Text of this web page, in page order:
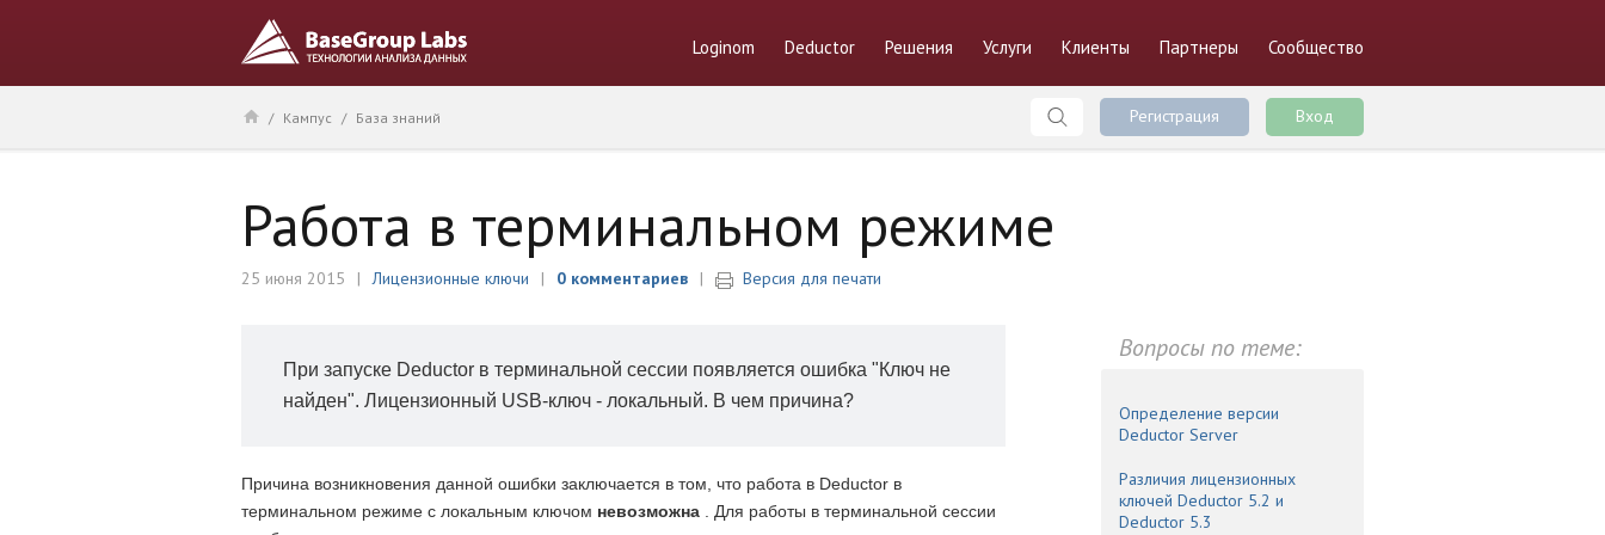
Loginom Deductor Решения Услуги Клиенты Партнеры Сообщество
/ Кампус / База знаний Регистрация Вход
Работа в терминальном режиме
25 июня 2015 Лицензионные ключи 0 комментариев Версия для печати
При запуске Deductor в терминальной сессии появляется ошибка "Ключ не
найден". Лицензионный USB-ключ - локальный. В чем причина?
Причина возникновения данной ошибки заключается в том, что работа в Deductor в
терминальном режиме с локальным ключом невозможна
. Для работы в терминальной сессии
Вопросы по теме:
Определение версии
Deductor Server
Различия лицензионных
ключей Deductor 5.2 и
Deductor 5.3